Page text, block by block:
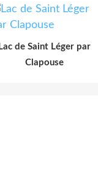
Lac de Saint Léger par
Clapouse